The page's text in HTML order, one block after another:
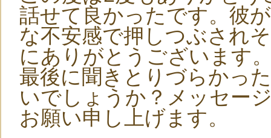
話せて良かったです。彼
な不安感で押しつぶされ
にありがとうございます
最後に聞きとりづらかっ
いでしょうか？メッセー
お願い申し上げます。